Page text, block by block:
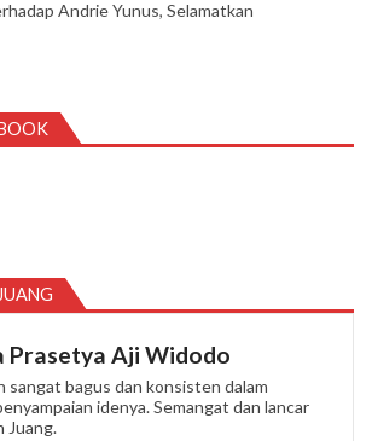
Andrie Yunus, Selamatkan
Prasetya Aji Widodo
sangat bagus dan konsisten dalam
idenya. Semangat dan lancar
Juang.